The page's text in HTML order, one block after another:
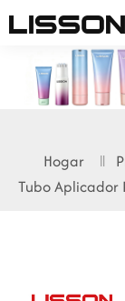
Hogar
Tubo Aplicador